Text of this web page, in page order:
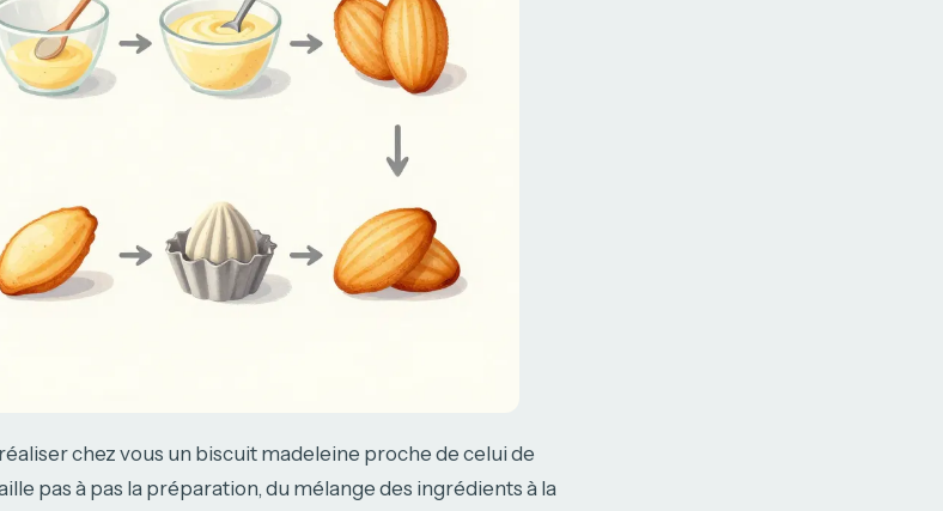
chez vous un biscuit madeleine proche de celui de
pas à pas la préparation, du mélange des ingrédients à la